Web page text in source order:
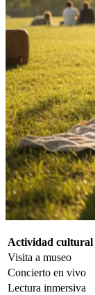
Actividad cultural
Visita a museo
Concierto en vivo
Lectura inmersiva